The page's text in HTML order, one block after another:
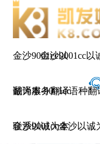
金沙9001cc以
诚为本-9001cc
金沙以诚为本
金沙9001cc以
翻译服务翻译语种翻
联系9001cc金沙以诚